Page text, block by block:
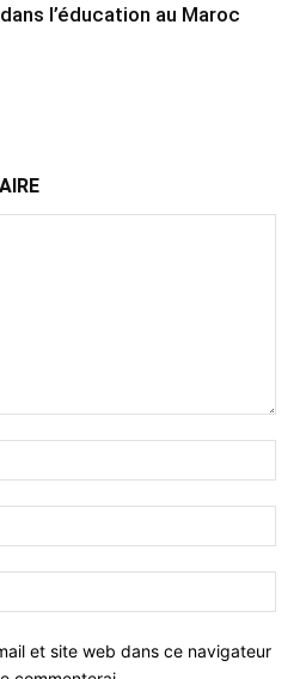
l’éducation au Maroc
et site web dans ce navigateur